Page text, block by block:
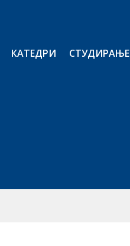
КАТЕДРИ СТУДИРАЊЕ